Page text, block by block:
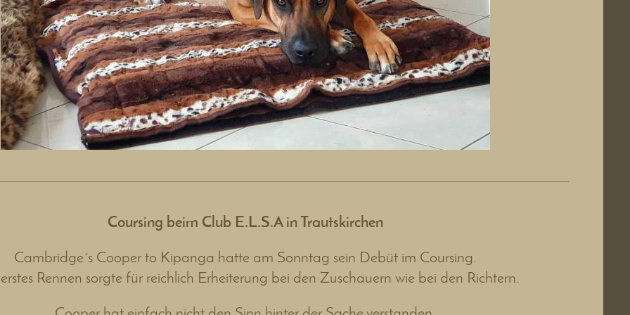
Coursing beim Club E.L.S.A in Trautskirchen
Cambridge´s Cooper to Kipanga hatte am Sonntag sein Debüt im Coursing.
Rennen sorgte für reichlich Erheiterung bei den Zuschauern wie bei den Richtern.